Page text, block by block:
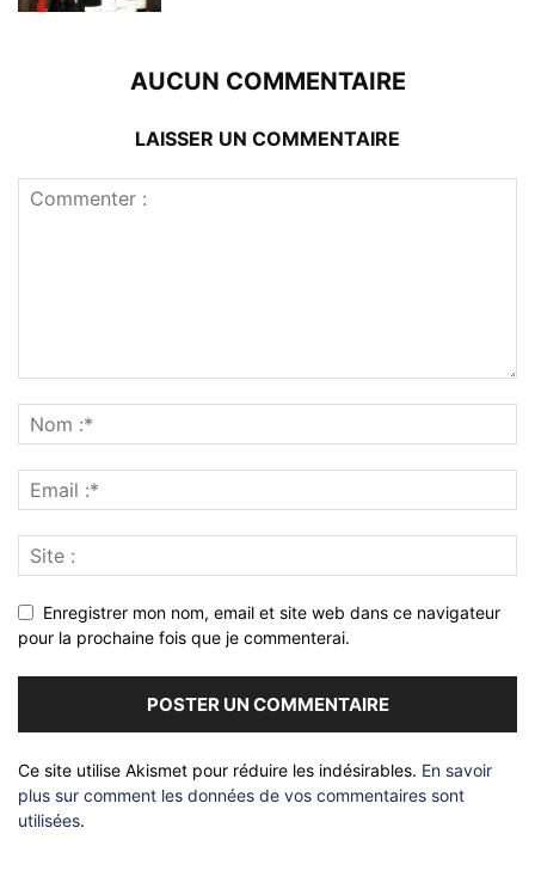
AUCUN COMMENTAIRE
LAISSER UN COMMENTAIRE
Enregistrer mon nom, email et site web dans ce navigateur
pour la prochaine fois que je commenterai.
Ce site utilise Akismet pour réduire les indésirables. En savoir
plus sur comment les données de vos commentaires sont
utilisées.